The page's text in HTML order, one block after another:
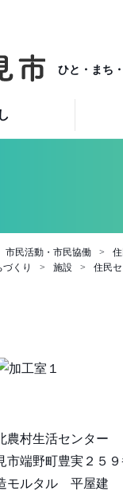
ひと・まち
市民活動・市民協働
くり 施設 住民
生活センター
野町豊実２５９
ルタル 平屋建